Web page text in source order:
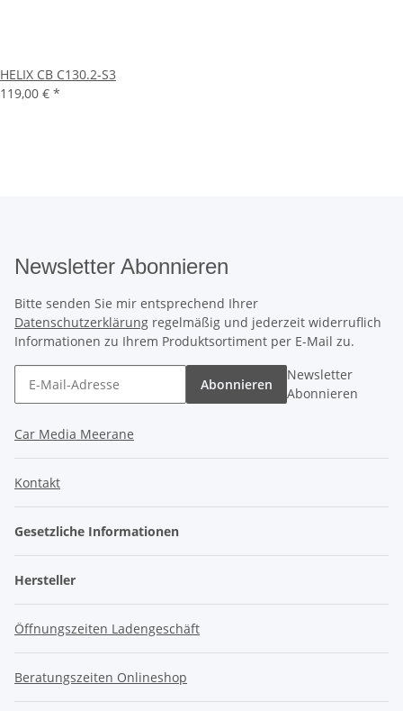
HELIX CB C130.2-S3
119,00 € *
Newsletter Abonnieren
Bitte senden Sie mir entsprechend Ihrer
Datenschutzerklärung regelmäßig und jederzeit widerruflich
Informationen zu Ihrem Produktsortiment per E-Mail zu.
Abonnieren
Newsletter
Abonnieren
Car Media Meerane
Kontakt
Gesetzliche Informationen
Hersteller
Öffnungszeiten Ladengeschäft
Beratungszeiten Onlineshop